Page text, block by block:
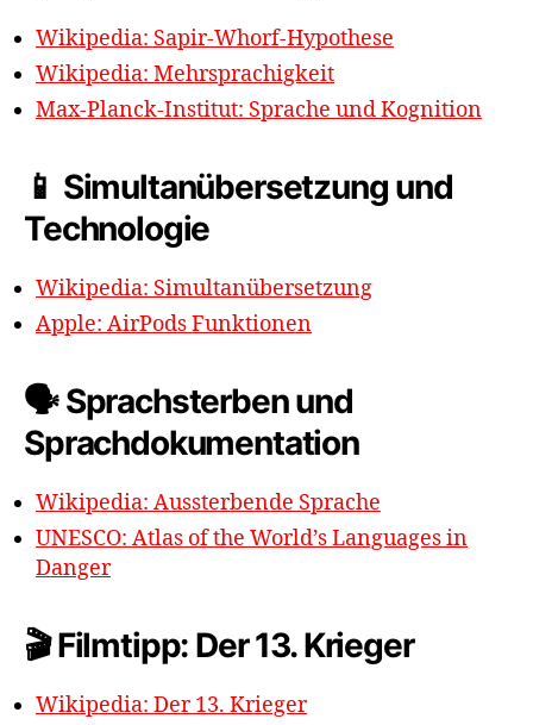
Wikipedia: Sapir-Whorf-Hypothese
Wikipedia: Mehrsprachigkeit
Max-Planck-Institut: Sprache und Kognition
📱 Simultanübersetzung und
Technologie
Wikipedia: Simultanübersetzung
Apple: AirPods Funktionen
🗣️ Sprachsterben und
Sprachdokumentation
Wikipedia: Aussterbende Sprache
UNESCO: Atlas of the World’s Languages in
Danger
🎬 Filmtipp: Der 13. Krieger
Wikipedia: Der 13. Krieger